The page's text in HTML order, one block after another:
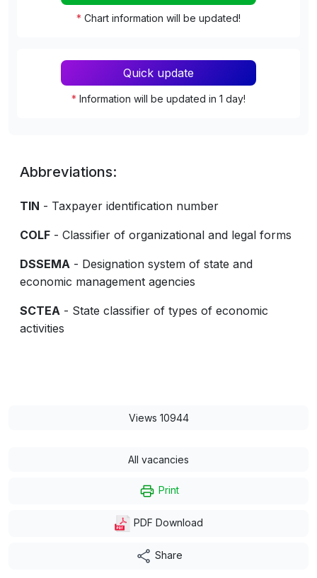
* Chart information will be updated!
Quick update
* Information will be updated in 1 day!
Abbreviations:
TIN - Taxpayer identification number
COLF - Classifier of organizational and legal forms
DSSEMA - Designation system of state and
economic management agencies
SCTEA - State classifier of types of economic
activities
Views 10944
All vacancies
Print
PDF Download
Share